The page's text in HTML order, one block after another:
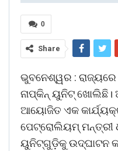
0
Share
ଭୁବନେଶ୍ୱର : ରାଜ୍ୟରେ
ନାପ୍‌କିନ୍ ୟୁନିଟ୍
ଆୟୋଜିତ ଏକ
ପେଟ୍ରୋଲିୟମ୍ ମନ୍ତ୍ରୀ
ୟୁନିଟ୍‌ଗୁଡ଼ିକୁ ଉଦ୍‌ଘାଟନ